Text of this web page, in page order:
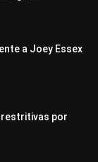
a Joey Essex
restritivas por